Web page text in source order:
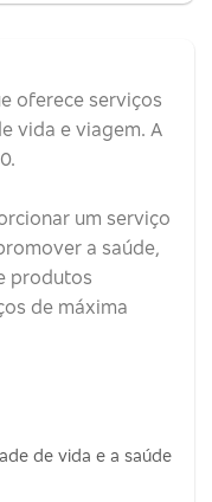
oferece serviços
vida e viagem. A
um serviço
a saúde,
produtos
de máxima
de vida e a saúde